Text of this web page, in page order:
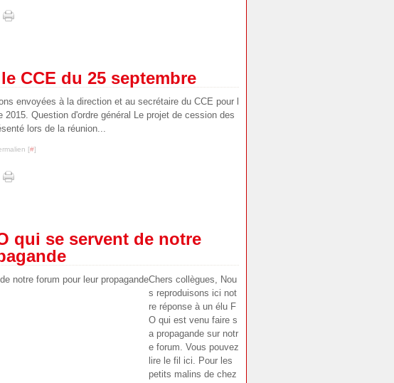
CCE du 25 septembre
envoyées à la direction et au secrétaire du CCE pour l
2015. Question d'ordre général Le projet de cession des
lors de la réunion...
[#]
qui se servent de notre
Chers collègues, Nou
s reproduisons ici not
re réponse à un élu F
O qui est venu faire s
a propagande sur notr
e forum. Vous pouvez
lire le fil ici. Pour les
petits malins de chez